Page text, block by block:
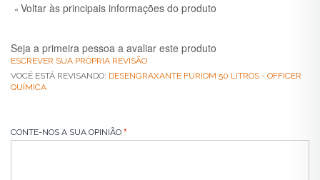
« Voltar às principais informações do produto
Seja a primeira pessoa a avaliar este produto
ESCREVER SUA PRÓPRIA REVISÃO
VOCÊ ESTÁ REVISANDO: DESENGRAXANTE FURIOM 50 LITROS - OFFICER
QUÍMICA
CONTE-NOS A SUA OPINIÃO